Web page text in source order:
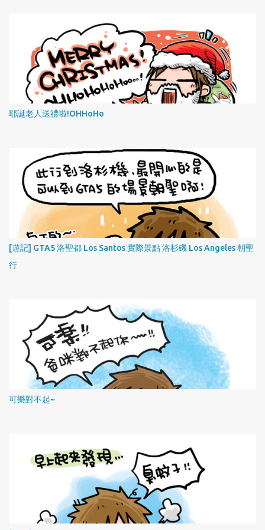
耶誕老人送禮啦!OHHoHo
[遊記] GTA5 洛聖都 Los Santos 實際景點 洛杉磯 Los Angeles 朝聖
行
可樂對不起~